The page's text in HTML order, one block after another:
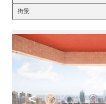
街景
<